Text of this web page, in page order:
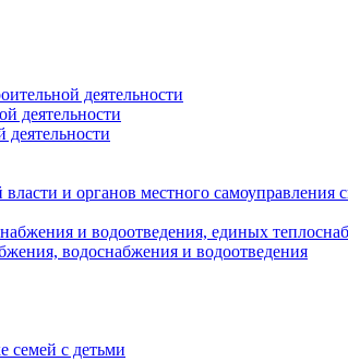
деятельности
деятельности
и органов местного
и водоотведения, единых
водоснабжения и водоотведения
семей с детьми